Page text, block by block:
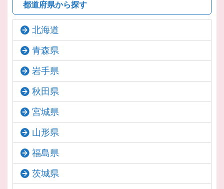
都道府県から探す
北海道
青森県
岩手県
秋田県
宮城県
山形県
福島県
茨城県